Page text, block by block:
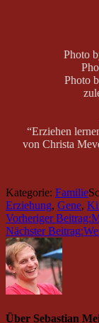
Photo
Photo
“Erziehen
von Christa
Kategorie: Familie
Erziehung, Gene,
Vorheriger Beitrag:
Nächster Beitrag:
Über Sebastian